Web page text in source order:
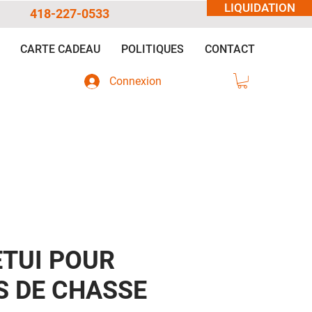
LIQUIDATION
418-227-0533
CARTE CADEAU POLITIQUES CONTACT
Connexion
POUR
DE CHASSE